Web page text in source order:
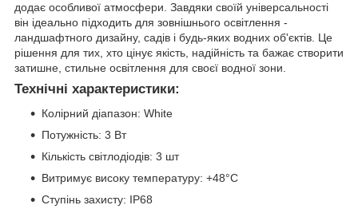
додає особливої атмосфери. Завдяки своїй універсальності
він ідеально підходить для зовнішнього освітлення -
ландшафтного дизайну, садів і будь-яких водних об'єктів. Це
рішення для тих, хто цінує якість, надійність та бажає створити
затишне, стильне освітлення для своєї водної зони.
Технічні характеристики:
Колірний діапазон: White
Потужність: 3 Вт
Кількість світлодіодів: 3 шт
Витримує високу температуру: +48°С
Ступінь захисту: IP68